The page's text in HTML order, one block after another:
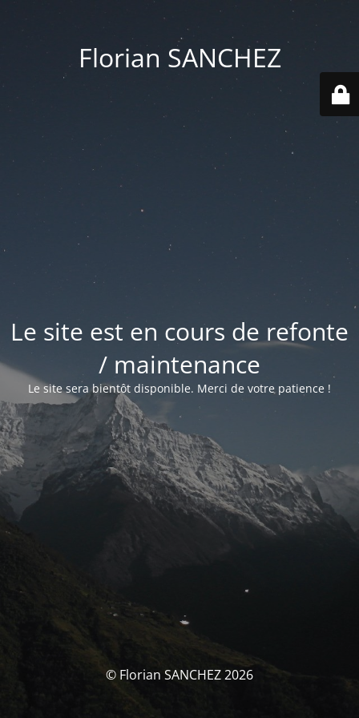
Florian SANCHEZ
Le site est en cours de refonte
/ maintenance
Le site sera bientôt disponible. Merci de votre patience !
© Florian SANCHEZ 2026